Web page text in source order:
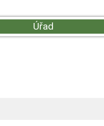
Úřad